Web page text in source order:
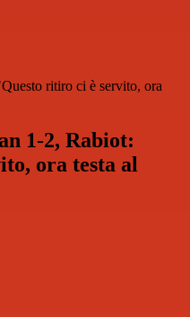
ritiro ci è servito, ora
1-2, Rabiot:
ora testa al